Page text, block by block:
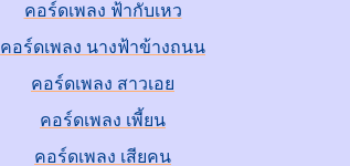
คอร์ดเพลง ฟ้ากับเหว
คอร์ดเพลง นางฟ้าข้างถนน
คอร์ดเพลง สาวเอย
คอร์ดเพลง เพี้ยน
คอร์ดเพลง เสียคน